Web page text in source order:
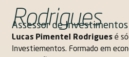
Rodrigues
Assessor de Investimentos
Lucas Pimentel Rodrigues é
Investiementos. Formado em